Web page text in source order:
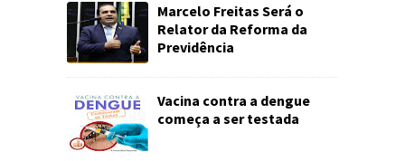
Marcelo Freitas Será o
Relator da Reforma da
Previdência
Vacina contra a dengue
começa a ser testada